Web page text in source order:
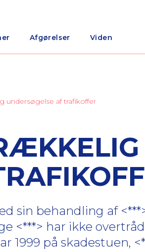
Afgørelser Viden
undersøgelse af trafikoffer
sin behandling af
<***> har ikke
1999 på skadestuen,